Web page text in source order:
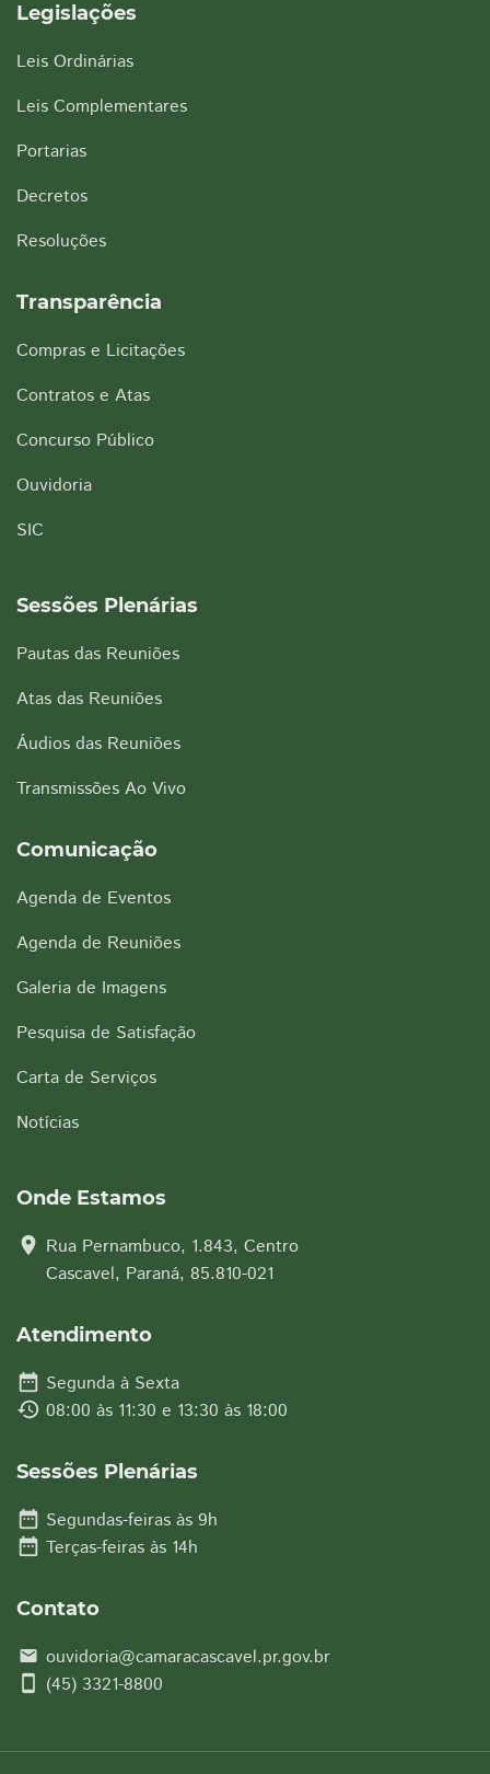
Legislações
Leis Ordinárias
Leis Complementares
Portarias
Decretos
Resoluções
Transparência
Compras e Licitações
Contratos e Atas
Concurso Público
Ouvidoria
SIC
Sessões Plenárias
Pautas das Reuniões
Atas das Reuniões
Áudios das Reuniões
Transmissões Ao Vivo
Comunicação
Agenda de Eventos
Agenda de Reuniões
Galeria de Imagens
Pesquisa de Satisfação
Carta de Serviços
Notícias
Onde Estamos
location_on Rua Pernambuco, 1.843, Centro
Cascavel, Paraná, 85.810-021
Atendimento
date_range Segunda à Sexta
history 08:00 às 11:30 e 13:30 às 18:00
Sessões Plenárias
date_range Segundas-feiras às 9h
date_range Terças-feiras às 14h
Contato
email ouvidoria@camaracascavel.pr.gov.br
smartphone (45) 3321-8800